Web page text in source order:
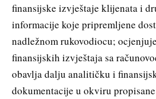
finansijske izvještaje klijenata i
informacije koje pripremljene
nadležnom rukovodiocu;
finansijskih izvještaja sa
obavlja dalju analitičku i
dokumentacije u okviru